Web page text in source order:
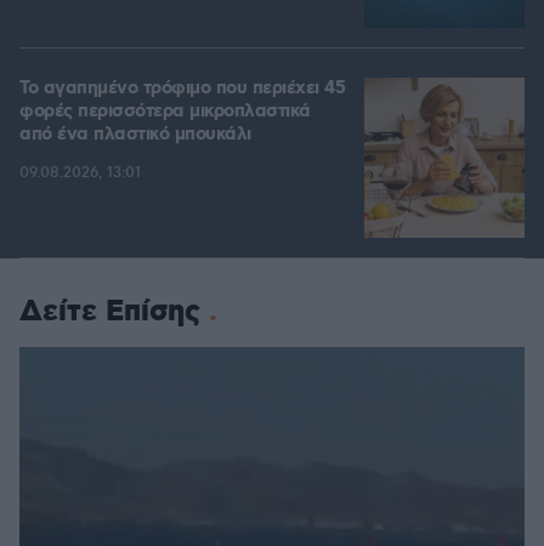
Το αγαπημένο τρόφιμο που περιέχει 45
φορές περισσότερα μικροπλαστικά
από ένα πλαστικό μπουκάλι
09.08.2026, 13:01
Δείτε Επίσης